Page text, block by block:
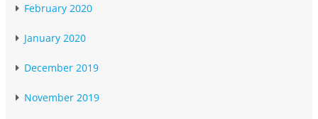
February 2020
January 2020
December 2019
November 2019